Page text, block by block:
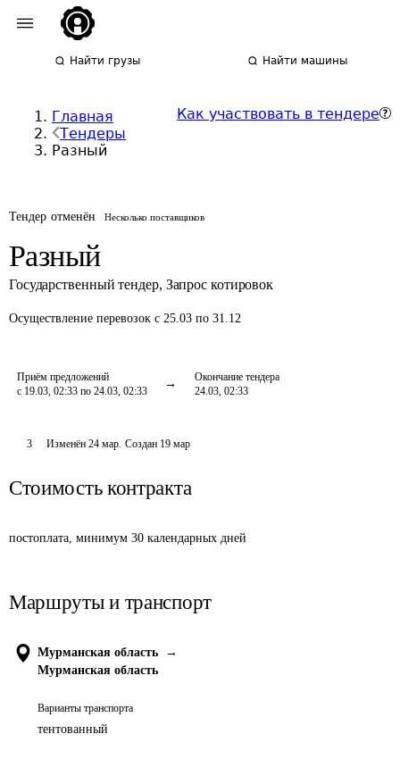
Найти грузы Найти машины
Главная
Тендеры
Разный
Как участвовать в тендере
Тендер отменён Несколько поставщиков
Разный
Государственный тендер, Запрос котировок
Осуществление перевозок с 25.03 по 31.12
Приём предложений
с 19.03, 02:33 по 24.03, 02:33
Окончание тендера
24.03, 02:33
3 Изменён 24 мар. Создан 19 мар
Стоимость контракта
постоплата, минимум 30 календарных дней
Маршруты и транспорт
Мурманская область
→
Мурманская область
Варианты транспорта
тентованный